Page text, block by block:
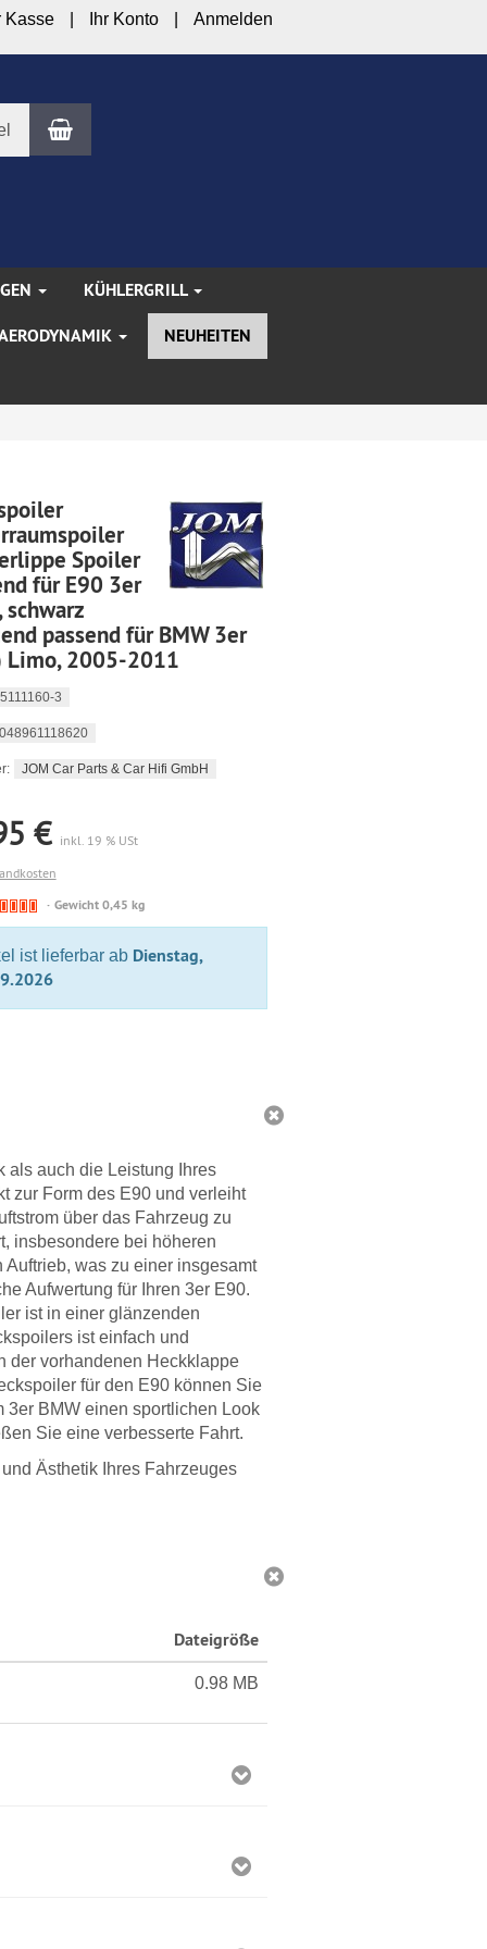
Kasse Ihr Konto Anmelden
Warenkorb
KÜHLERGRILL
NEUHEITEN
Spoiler
für E90 3er
schwarz
passend für BMW 3er
Limo, 2005-2011
5111160-3
JOM Car Parts & Car Hifi GmbH
€
inkl. 19 % USt
🔴
Derzeit
lieferbar
Gewicht 0,45 kg
ist lieferbar ab Dienstag,
als auch die Leistung Ihres
zur Form des E90 und verleiht
über das Fahrzeug zu
insbesondere bei höheren
was zu einer insgesamt
Aufwertung für Ihren 3er E90.
ist in einer glänzenden
ist einfach und
der vorhandenen Heckklappe
für den E90 können Sie
3er BMW einen sportlichen Look
Sie eine verbesserte Fahrt.
Ästhetik Ihres Fahrzeuges
Dateigröße
0.98 MB